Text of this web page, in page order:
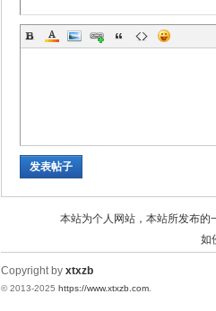
发表帖子
本站为个人网站，本站所发布的
如
Copyright by xtxzb
© 2013-2025 https://www.xtxzb.com